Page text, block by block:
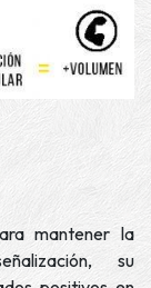
mantener la
su